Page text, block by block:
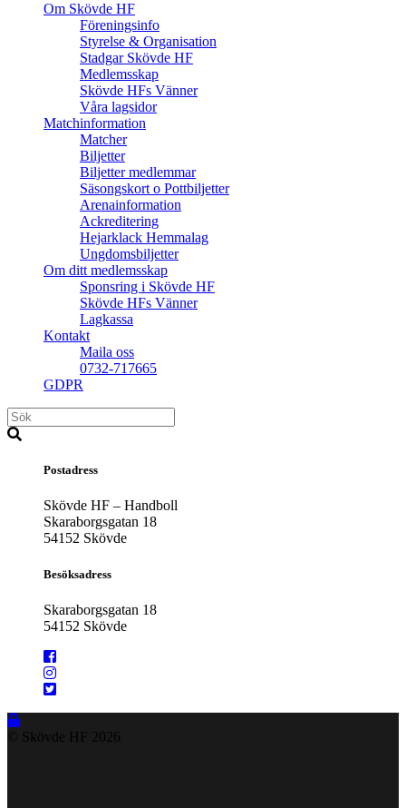
Om Skövde HF
Föreningsinfo
Styrelse & Organisation
Stadgar Skövde HF
Medlemsskap
Skövde HFs Vänner
Våra lagsidor
Matchinformation
Matcher
Biljetter
Biljetter medlemmar
Säsongskort o Pottbiljetter
Arenainformation
Ackreditering
Hejarklack Hemmalag
Ungdomsbiljetter
Om ditt medlemsskap
Sponsring i Skövde HF
Skövde HFs Vänner
Lagkassa
Kontakt
Maila oss
0732-717665
GDPR
Postadress
Skövde HF – Handboll
Skaraborgsgatan 18
54152 Skövde
Besöksadress
Skaraborgsgatan 18
54152 Skövde
© Skövde HF 2026